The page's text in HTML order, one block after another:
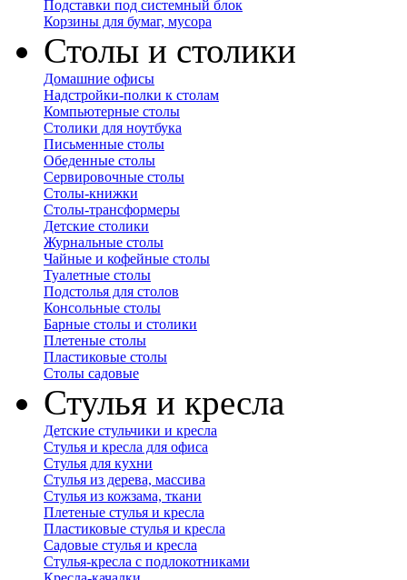
Подставки под системный блок
Корзины для бумаг, мусора
Столы и столики
Домашние офисы
Надстройки-полки к столам
Компьютерные столы
Столики для ноутбука
Письменные столы
Обеденные столы
Сервировочные столы
Столы-книжки
Столы-трансформеры
Детские столики
Журнальные столы
Чайные и кофейные столы
Туалетные столы
Подстолья для столов
Консольные столы
Барные столы и столики
Плетеные столы
Пластиковые столы
Столы садовые
Стулья и кресла
Детские стульчики и кресла
Стулья и кресла для офиса
Стулья для кухни
Стулья из дерева, массива
Стулья из кожзама, ткани
Плетеные стулья и кресла
Пластиковые стулья и кресла
Садовые стулья и кресла
Стулья-кресла с подлокотниками